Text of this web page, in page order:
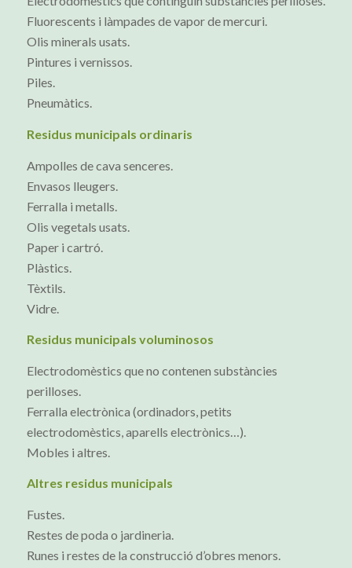
Fluorescents i làmpades de vapor de mercuri.
Olis minerals usats.
Pintures i vernissos.
Piles.
Pneumàtics.
Residus municipals ordinaris
Ampolles de cava senceres.
Envasos lleugers.
Ferralla i metalls.
Olis vegetals usats.
Paper i cartró.
Plàstics.
Tèxtils.
Vidre.
Residus municipals voluminosos
Electrodomèstics que no contenen substàncies
perilloses.
Ferralla electrònica (ordinadors, petits
electrodomèstics, aparells electrònics…).
Mobles i altres.
Altres residus municipals
Fustes.
Restes de poda o jardineria.
Runes i restes de la construcció d’obres menors.